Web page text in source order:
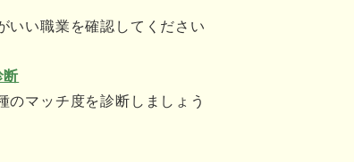
いい職業を確認してください
断
のマッチ度を診断しましょう